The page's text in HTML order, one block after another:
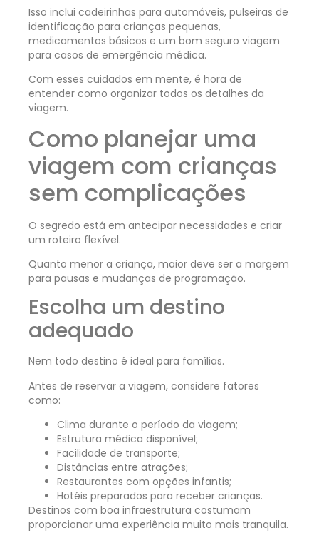
Isso inclui cadeirinhas para automóveis, pulseiras de
identificação para crianças pequenas,
medicamentos básicos e um bom seguro viagem
para casos de emergência médica.
Com esses cuidados em mente, é hora de
entender como organizar todos os detalhes da
viagem.
Como planejar uma
viagem com crianças
sem complicações
O segredo está em antecipar necessidades e criar
um roteiro flexível.
Quanto menor a criança, maior deve ser a margem
para pausas e mudanças de programação.
Escolha um destino
adequado
Nem todo destino é ideal para famílias.
Antes de reservar a viagem, considere fatores
como:
Clima durante o período da viagem;
Estrutura médica disponível;
Facilidade de transporte;
Distâncias entre atrações;
Restaurantes com opções infantis;
Hotéis preparados para receber crianças.
Destinos com boa infraestrutura costumam
proporcionar uma experiência muito mais tranquila.